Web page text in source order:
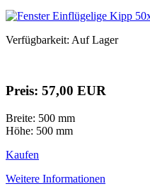
Verfügbarkeit: Auf Lager
Preis: 57,00 EUR
Breite: 500 mm
Höhe: 500 mm
Kaufen
Weitere Informationen